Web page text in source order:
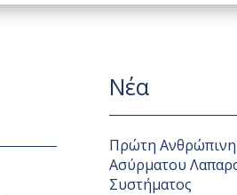
Νέα
Πρώτη
Ασύρματου
Συστήματος